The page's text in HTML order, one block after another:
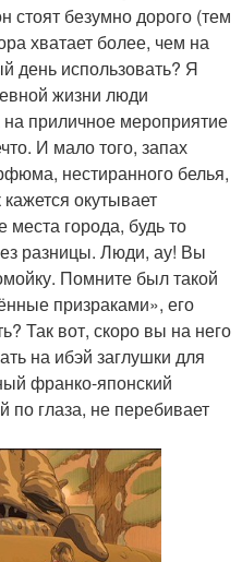
стоят безумно дорого (тем
хватает более, чем на
день использовать? Я
жизни люди
на приличное мероприятие
И мало того, запах
нестиранного белья,
окутывает
города, будь то
разницы. Люди, ау! Вы
Помните был такой
призраками», его
Так вот, скоро вы на него
на ибэй заглушки для
франко-японский
глаза, не перебивает